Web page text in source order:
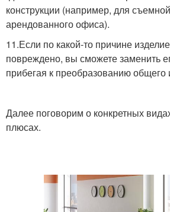
конструкции (например, для
арендованного офиса).
11.Если по какой-то причине
повреждено, вы сможете заменить
прибегая к преобразованию общего
Далее поговорим о конкретных
плюсах.